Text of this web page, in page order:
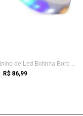
Tenis Feminino de Led Botinha Borboleta ...
R$ 86,99